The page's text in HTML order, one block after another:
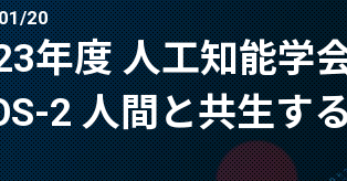
20
年度 人工知能学
2 人間と共生す